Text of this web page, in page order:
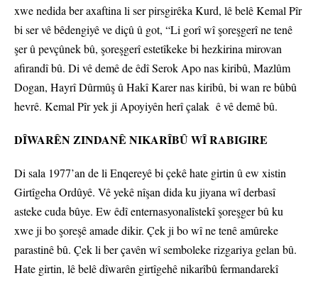
xwe nedida ber axaftina li ser pirsgirêka Kurd, lê belê Kemal Pîr
bi ser vê bêdengiyê ve diçû û got, “Li gorî wî şoreşgerî ne tenê
şer û pevçûnek bû, şoreşgerî estetîkeke bi hezkirina mirovan
afirandî bû. Di vê demê de êdî Serok Apo nas kiribû, Mazlûm
Dogan, Hayrî Dûrmûş û Hakî Karer nas kiribû, bi wan re bûbû
hevrê. Kemal Pîr yek ji Apoyiyên herî çalak ê vê demê bû.
DÎWARÊN ZINDANÊ NIKARÎBÛ WÎ RABIGIRE
Di sala 1977’an de li Enqereyê bi çekê hate girtin û ew xistin
Girtîgeha Ordûyê. Vê yekê nîşan dida ku jiyana wî derbasî
asteke cuda bûye. Ew êdî enternasyonalîstekî şoreşger bû ku
xwe ji bo şoreşê amade dikir. Çek ji bo wî ne tenê amûreke
parastinê bû. Çek li ber çavên wî semboleke rizgariya gelan bû.
Hate girtin, lê belê dîwarên girtîgehê nikarîbû fermandarekî